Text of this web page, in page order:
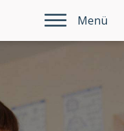
Menü